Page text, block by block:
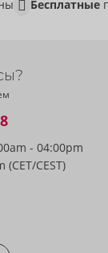
Бесплатные
- 04:00pm
CEST)